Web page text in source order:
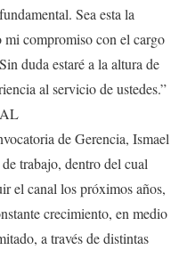
Sea esta la
mi compromiso con el cargo
duda estaré a la altura de
al servicio de ustedes.”
de Gerencia, Ismael
trabajo, dentro del cual
el canal los próximos años,
crecimiento, en medio
a través de distintas